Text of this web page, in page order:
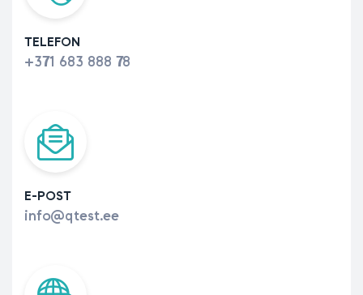
TELEFON
+371 683 888 78
E-POST
info@qtest.ee